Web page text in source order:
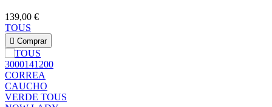
139,00 €
TOUS
 Comprar